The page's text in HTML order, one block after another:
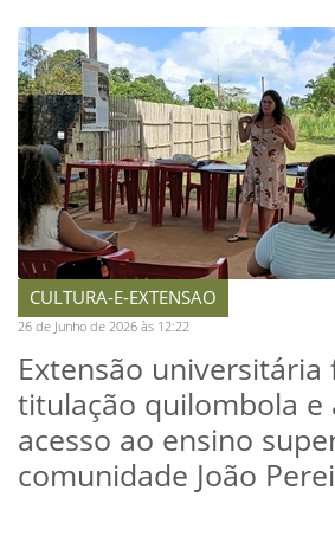
CULTURA-E-EXTENSAO
26 de Junho de 2026 às 12:22
Extensão universitária
titulação quilombola e
acesso ao ensino
comunidade João